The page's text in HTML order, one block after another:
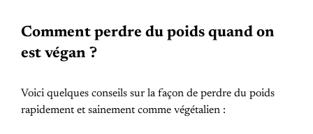
Comment perdre du poids quand on
est végan ?
Voici quelques conseils sur la façon de perdre du poids
rapidement et sainement comme végétalien :